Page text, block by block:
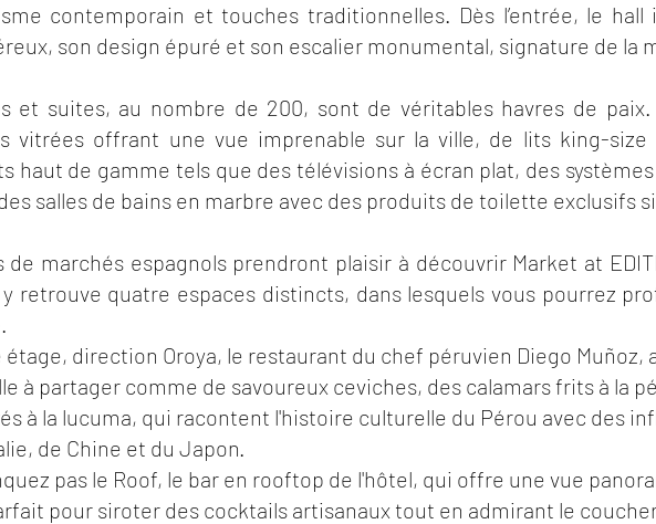
contemporain et touches traditionnelles. Dès l’entrée, le hall
son design épuré et son escalier monumental, signature de la
et suites, au nombre de 200, sont de véritables havres de
vitrées offrant une vue imprenable sur la ville, de lits king-size
haut de gamme tels que des télévisions à écran plat, des
salles de bains en marbre avec des produits de toilette exclusifs
de marchés espagnols prendront plaisir à découvrir Market at
y retrouve quatre espaces distincts, dans lesquels vous pourrez
direction Oroya, le restaurant du chef péruvien Diego Muñoz,
à partager comme de savoureux ceviches, des calamars frits à la
à la lucuma, qui racontent l'histoire culturelle du Pérou avec des
de Chine et du Japon.
pas le Roof, le bar en rooftop de l'hôtel, qui offre une vue
pour siroter des cocktails artisanaux tout en admirant le